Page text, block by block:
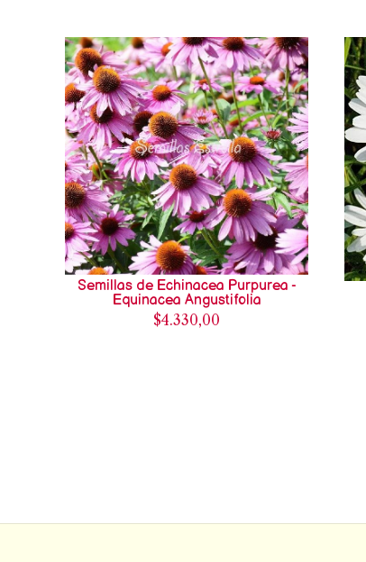
Semillas de Echinacea Purpurea -
Equinacea Angustifolia
$4.330,00